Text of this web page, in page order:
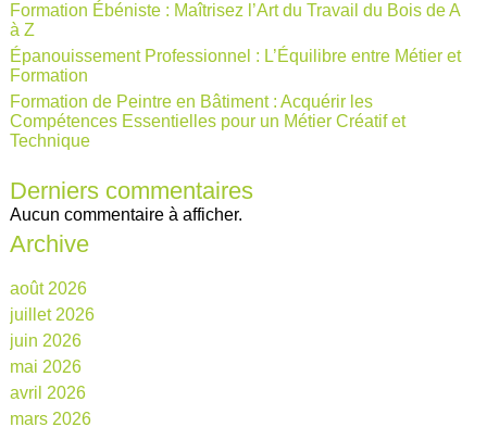
Formation Ébéniste : Maîtrisez l’Art du Travail du Bois de A
à Z
Épanouissement Professionnel : L’Équilibre entre Métier et
Formation
Formation de Peintre en Bâtiment : Acquérir les
Compétences Essentielles pour un Métier Créatif et
Technique
Derniers commentaires
Aucun commentaire à afficher.
Archive
août 2026
juillet 2026
juin 2026
mai 2026
avril 2026
mars 2026